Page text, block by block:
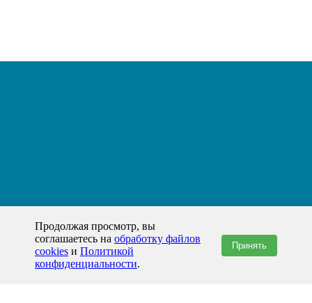
Продолжая просмотр, вы
соглашаетесь на обработку файлов
cookies и Политикой
конфиденциальности.
Принять